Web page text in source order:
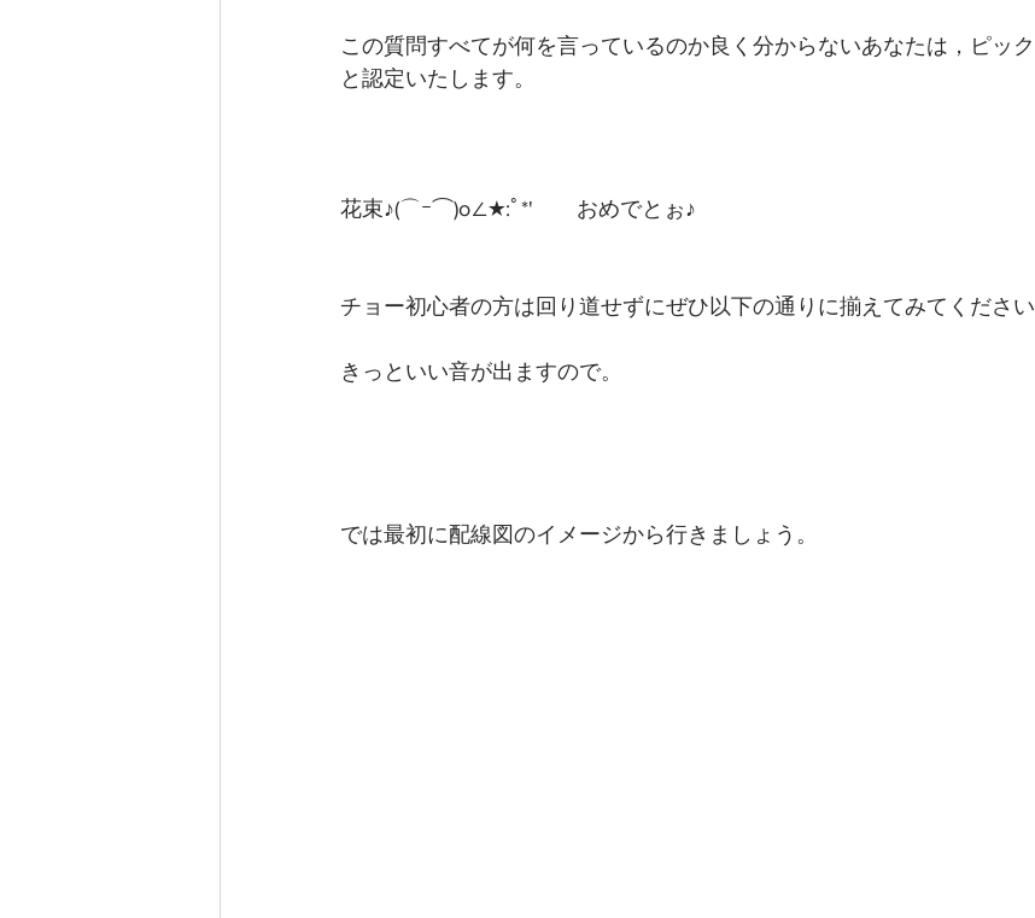
この質問すべてが何を言っているのか良く分からないあなたは，ピッ
と認定いたします。
花束♪(⌒ｰ⌒)o∠★:ﾟ*'　　おめでとぉ♪
チョー初心者の方は回り道せずにぜひ以下の通りに揃えてみてください
きっといい音が出ますので。
では最初に配線図のイメージから行きましょう。